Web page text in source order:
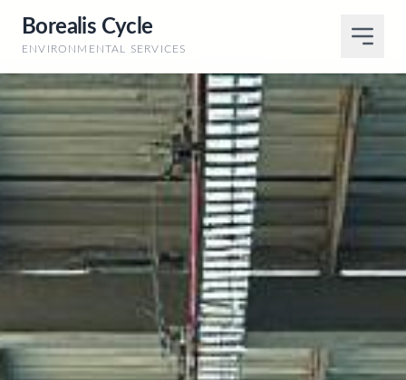
Borealis Cycle
ENVIRONMENTAL SERVICES